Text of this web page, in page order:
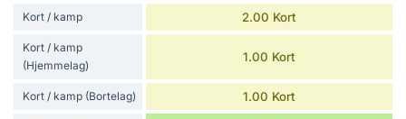
Kort / kamp 2.00 Kort
Kort / kamp
(Hjemmelag)
1.00 Kort
Kort / kamp (Bortelag) 1.00 Kort